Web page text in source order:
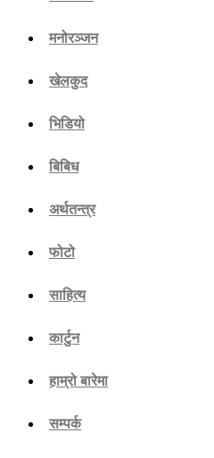
मनोरञ्जन
खेलकुद
भिडियो
बिबिध
अर्थतन्त्र
फोटो
साहित्य
कार्टुन
हाम्रो बारेमा
सम्पर्क